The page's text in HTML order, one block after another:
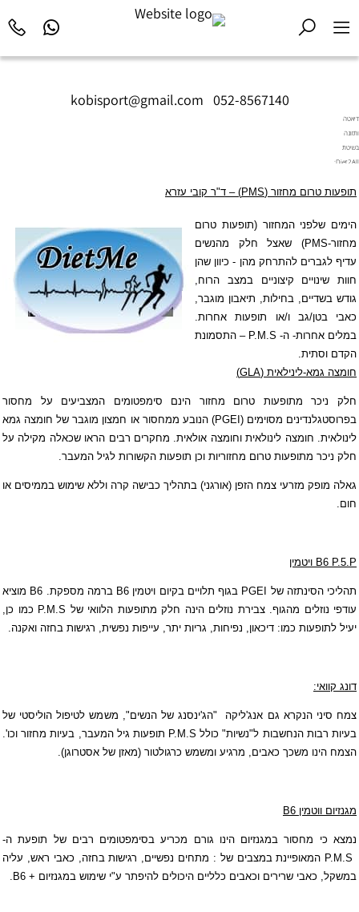
kobisport@gmail.com 052-8567140
דיאטה
ותזונה
בשיטת
Diet2All:
שמאחורי
תופעות טרום מחזור (PMS) – ד"ר קובי עזרא
הימים שלפני המחזור (תופעות טרום
מחזור-PMS) שאצל חלק מהנשים
עדיף לגברים להתרחק מהן - כיוון שהן
חוות שינויים קיצוניים במצב הרוח,
גודש בשדיים, בחילות, תיאבון מוגבר,
כאבי בטן/גב ו/או תופעות אחרות.
במלים אחרות- ה- P.M.S – התסמונת
הקדם וסתית.
חומצה גמא-לינילאית (GLA
)
חלק ניכר מתופעות טרום מחזור הינם סימפטומים המצביעים על מחסור
בפרוסטגלנדינים מסוימים ( PGEI) הנובע ממחסור או חמצון מוגבר של חומצה גמא
לינולאית. חומצה לינולאית וחומצה אולאית. מחקרים רבים הראו שכאלה מקילה על
חלק ניכר מתופעות טרום מחזוריות וכן תופעות הקשורות לגיל המעבר.
גאלה מופק מזרעי צמח הזפן (אורגני) בתהליך כבישה קרה וללא שימוש בממיסים או
חום.
ויטמין B6 P.5.P
תהליכי הסינתזה של PGEI בגוף תלויים בקיום ויטמין B6 ברמה מספקת. B6 מוציא
עודפי נוזלים מהגוף. צבירת נוזלים הינה חלק מתופעות הלוואי של P.M.S כמו כן,
יעיל לתופעות כמו: דיכאון, נפיחות, גריות יתר, עייפות נפשית, רגישות בחזה ואקנה.
דונג קוואי:
צמח סיני הנקרא גם אנג'ליקה "הג'ינסנג של הנשים", משמש לטיפול הוליסטי של
בעיות רבות הנחשבות ל"נשיות" כולל P.M.S תופעות גיל המעבר, בעיות מחזור וכו'.
הצמח הינו משכך כאבים, מרגיע ומשמש כרגולטור (מאזן של אסטרוגן).
מגנזיום ווטמין B6
נמצא כי מחסור במגנזיום הינו גורם מכריע בסימפטומים רבים של תופעת ה-
P.M.S המאופיינת במצבים של : מתחים נפשיים, רגישות בחזה, כאבי ראש, עליה
במשקל, כאבי שרירים וכאבים כלליים היכולים להיפתר ע"י שימוש במגנזיום + B6
.